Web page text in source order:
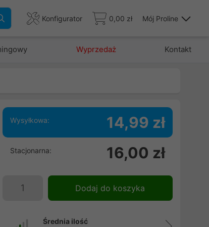
Konfigurator 0,00 zł Mój Proline
Wyprzedaż Kontakt
Wysyłkowa: 14,99 zł
Stacjonarna: 16,00 zł
Dodaj do koszyka
Średnia ilość